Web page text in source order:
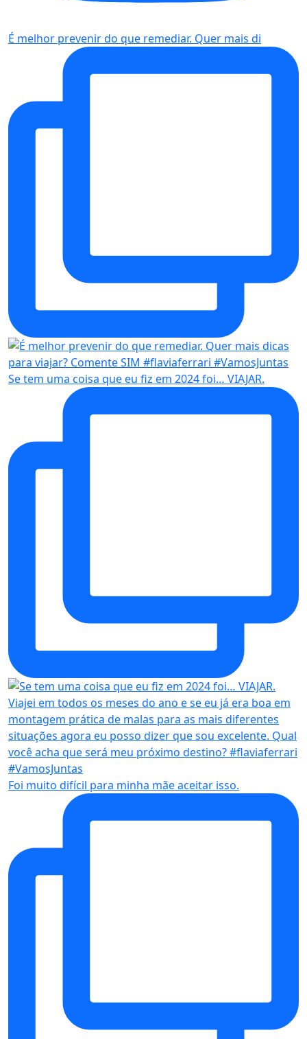
É melhor prevenir do que remediar. Quer mais di
Se tem uma coisa que eu fiz em 2024 foi… VIAJAR.
Foi muito difícil para minha mãe aceitar isso.